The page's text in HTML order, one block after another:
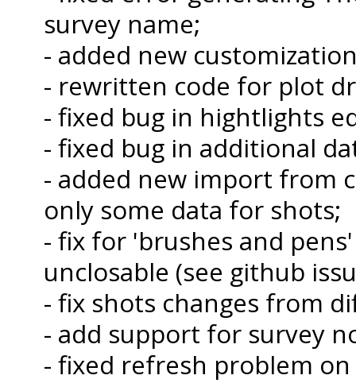
survey name;
- added new
- rewritten code for plot
- fixed bug in hightlights
- fixed bug in additional
- added new import from
only some data for shots;
- fix for 'brushes and
unclosable (see github
- fix shots changes from
- add support for survey
- fixed refresh problem